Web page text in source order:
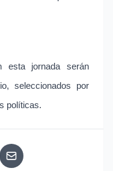
esta jornada serán
seleccionados por
políticas.